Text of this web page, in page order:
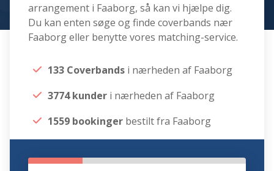
arrangement i Faaborg, så kan vi hjælpe dig.
Du kan enten søge og finde coverbands nær
Faaborg eller benytte vores matching-service.
133 Coverbands i nærheden af Faaborg
3774 kunder i nærheden af Faaborg
1559 bookinger bestilt fra Faaborg